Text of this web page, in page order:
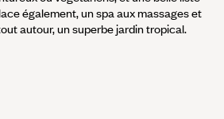
également, un spa aux massages et
autour, un superbe jardin tropical.